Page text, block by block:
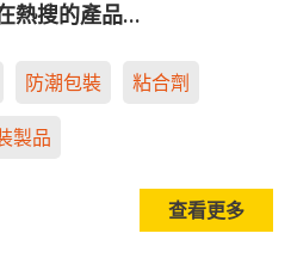
熱搜的產品…
防潮包裝 粘合劑
製品
查看更多